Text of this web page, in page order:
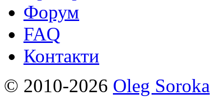
Форум
FAQ
Контакти
© 2010-2026 Oleg Soroka